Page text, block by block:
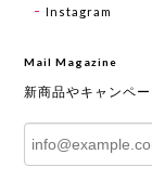
Instagram
Mail Magazine
新商品やキャンペ